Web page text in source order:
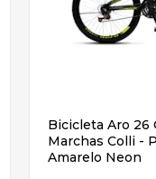
Bicicleta Aro 26
Marchas Colli -
Amarelo Neon